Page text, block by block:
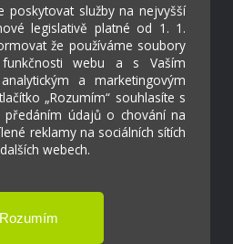
poskytovat služby na nejvyšší
legislativě platné od 1. 1.
že používáme soubory
webu a s Vaším
a marketingovým
„Rozumím“ souhlasíte s
předáním údajů o chování na
reklamy na sociálních sítích
webech.
Cookies
Přihlášení
škola Ostrožská
Lhota